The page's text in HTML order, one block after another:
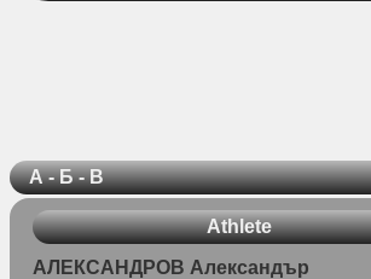
А - Б - В
Athlete
АЛЕКСАНДРОВ Александър